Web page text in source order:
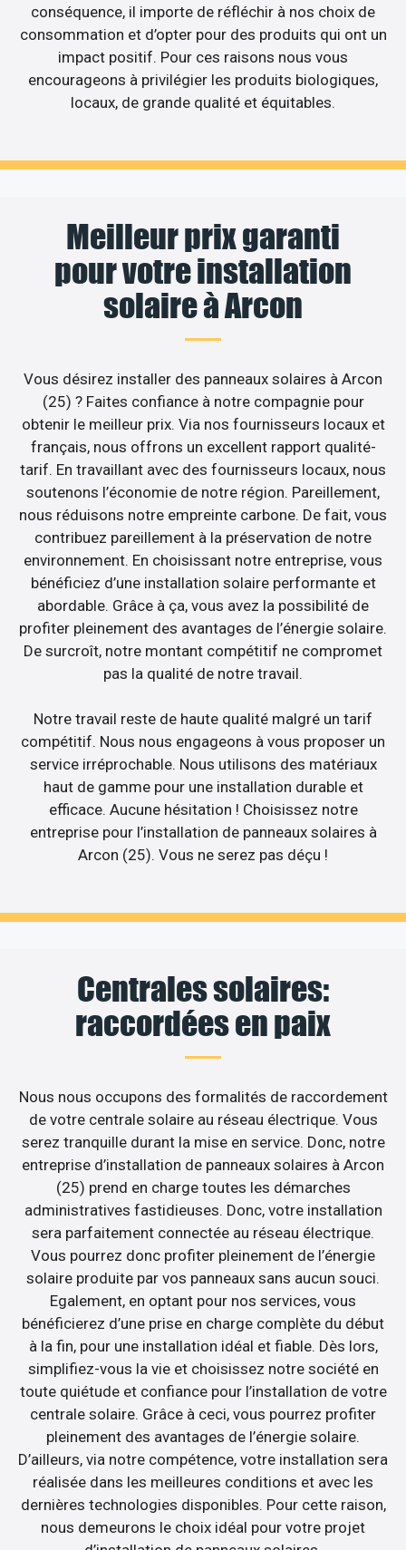
conséquence, il importe de réfléchir à nos choix de
consommation et d’opter pour des produits qui ont un
impact positif. Pour ces raisons nous vous
encourageons à privilégier les produits biologiques,
locaux, de grande qualité et équitables.
Meilleur prix garanti
pour votre installation
solaire à Arcon
Vous désirez installer des panneaux solaires à Arcon
(25) ? Faites confiance à notre compagnie pour
obtenir le meilleur prix. Via nos fournisseurs locaux et
français, nous offrons un excellent rapport qualité-
tarif. En travaillant avec des fournisseurs locaux, nous
soutenons l’économie de notre région. Pareillement,
nous réduisons notre empreinte carbone. De fait, vous
contribuez pareillement à la préservation de notre
environnement. En choisissant notre entreprise, vous
bénéficiez d’une installation solaire performante et
abordable. Grâce à ça, vous avez la possibilité de
profiter pleinement des avantages de l’énergie solaire.
De surcroît, notre montant compétitif ne compromet
pas la qualité de notre travail.
Notre travail reste de haute qualité malgré un tarif
compétitif. Nous nous engageons à vous proposer un
service irréprochable. Nous utilisons des matériaux
haut de gamme pour une installation durable et
efficace. Aucune hésitation ! Choisissez notre
entreprise pour l’installation de panneaux solaires à
Arcon (25). Vous ne serez pas déçu !
Centrales solaires:
raccordées en paix
Nous nous occupons des formalités de raccordement
de votre centrale solaire au réseau électrique. Vous
serez tranquille durant la mise en service. Donc, notre
entreprise d’installation de panneaux solaires à Arcon
(25) prend en charge toutes les démarches
administratives fastidieuses. Donc, votre installation
sera parfaitement connectée au réseau électrique.
Vous pourrez donc profiter pleinement de l’énergie
solaire produite par vos panneaux sans aucun souci.
Egalement, en optant pour nos services, vous
bénéficierez d’une prise en charge complète du début
à la fin, pour une installation idéal et fiable. Dès lors,
simplifiez-vous la vie et choisissez notre société en
toute quiétude et confiance pour l’installation de votre
centrale solaire. Grâce à ceci, vous pourrez profiter
pleinement des avantages de l’énergie solaire.
D’ailleurs, via notre compétence, votre installation sera
réalisée dans les meilleures conditions et avec les
dernières technologies disponibles. Pour cette raison,
nous demeurons le choix idéal pour votre projet